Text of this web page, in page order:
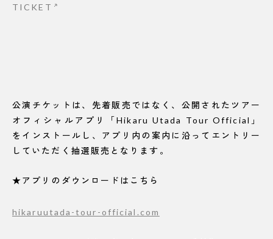
TICKET
公演チケットは、先着販売ではなく、公開されたツアー
オフィシャルアプリ「Hikaru Utada Tour Official」
をインストールし、アプリ内の案内に沿ってエントリー
していただく抽選販売となります。
★アプリのダウンロードはこちら
hikaruutada-tour-official.com